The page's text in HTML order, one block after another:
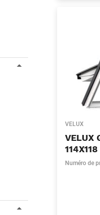
VELUX
VELUX
114X118
Numéro de